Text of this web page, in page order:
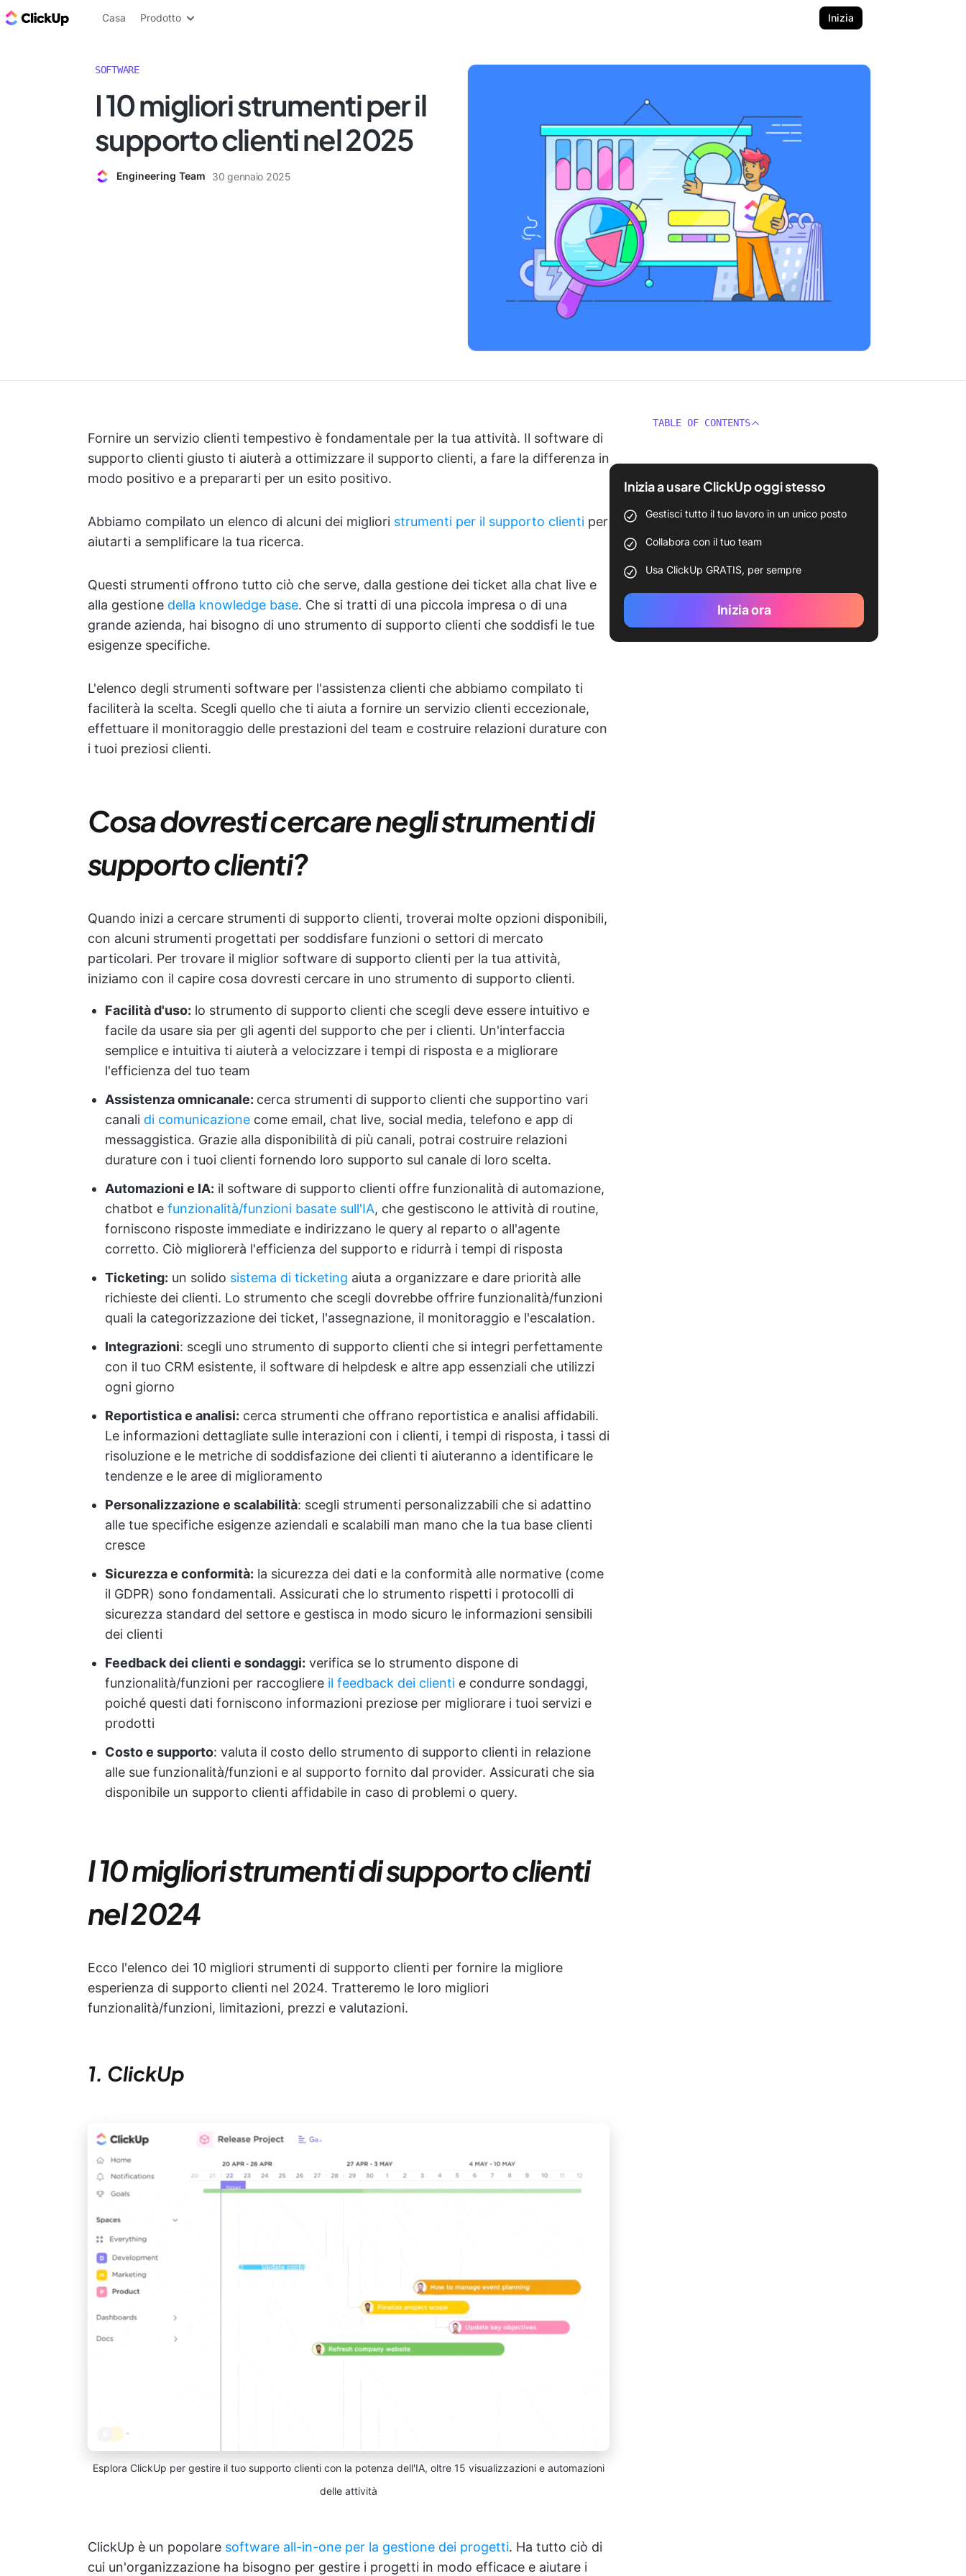
Blog di ClickUp
Casa Prodotto Inizia
SOFTWARE
I 10 migliori strumenti per il
supporto clienti nel 2025
Engineering Team 30 gennaio 2025
Fornire un servizio clienti tempestivo è fondamentale per la tua attività. Il software di
supporto clienti giusto ti aiuterà a ottimizzare il supporto clienti, a fare la differenza in
modo positivo e a prepararti per un esito positivo.
Abbiamo compilato un elenco di alcuni dei migliori strumenti per il supporto clienti per
aiutarti a semplificare la tua ricerca.
Questi strumenti offrono tutto ciò che serve, dalla gestione dei ticket alla chat live e
alla gestione della knowledge base. Che si tratti di una piccola impresa o di una
grande azienda, hai bisogno di uno strumento di supporto clienti che soddisfi le tue
esigenze specifiche.
L'elenco degli strumenti software per l'assistenza clienti che abbiamo compilato ti
faciliterà la scelta. Scegli quello che ti aiuta a fornire un servizio clienti eccezionale,
effettuare il monitoraggio delle prestazioni del team e costruire relazioni durature con
i tuoi preziosi clienti.
Cosa dovresti cercare negli strumenti di
supporto clienti?
Quando inizi a cercare strumenti di supporto clienti, troverai molte opzioni disponibili,
con alcuni strumenti progettati per soddisfare funzioni o settori di mercato
particolari. Per trovare il miglior software di supporto clienti per la tua attività,
iniziamo con il capire cosa dovresti cercare in uno strumento di supporto clienti.
Facilità d'uso: lo strumento di supporto clienti che scegli deve essere intuitivo e
facile da usare sia per gli agenti del supporto che per i clienti. Un'interfaccia
semplice e intuitiva ti aiuterà a velocizzare i tempi di risposta e a migliorare
l'efficienza del tuo team
Assistenza omnicanale: cerca strumenti di supporto clienti che supportino vari
canali di comunicazione come email, chat live, social media, telefono e app di
messaggistica. Grazie alla disponibilità di più canali, potrai costruire relazioni
durature con i tuoi clienti fornendo loro supporto sul canale di loro scelta.
Automazioni e IA: il software di supporto clienti offre funzionalità di automazione,
chatbot e funzionalità/funzioni basate sull'IA, che gestiscono le attività di routine,
forniscono risposte immediate e indirizzano le query al reparto o all'agente
corretto. Ciò migliorerà l'efficienza del supporto e ridurrà i tempi di risposta
Ticketing: un solido sistema di ticketing aiuta a organizzare e dare priorità alle
richieste dei clienti. Lo strumento che scegli dovrebbe offrire funzionalità/funzioni
quali la categorizzazione dei ticket, l'assegnazione, il monitoraggio e l'escalation.
Integrazioni: scegli uno strumento di supporto clienti che si integri perfettamente
con il tuo CRM esistente, il software di helpdesk e altre app essenziali che utilizzi
ogni giorno
Reportistica e analisi: cerca strumenti che offrano reportistica e analisi affidabili.
Le informazioni dettagliate sulle interazioni con i clienti, i tempi di risposta, i tassi di
risoluzione e le metriche di soddisfazione dei clienti ti aiuteranno a identificare le
tendenze e le aree di miglioramento
Personalizzazione e scalabilità: scegli strumenti personalizzabili che si adattino
alle tue specifiche esigenze aziendali e scalabili man mano che la tua base clienti
cresce
Sicurezza e conformità: la sicurezza dei dati e la conformità alle normative (come
il GDPR) sono fondamentali. Assicurati che lo strumento rispetti i protocolli di
sicurezza standard del settore e gestisca in modo sicuro le informazioni sensibili
dei clienti
Feedback dei clienti e sondaggi: verifica se lo strumento dispone di
funzionalità/funzioni per raccogliere il feedback dei clienti e condurre sondaggi,
poiché questi dati forniscono informazioni preziose per migliorare i tuoi servizi e
prodotti
Costo e supporto: valuta il costo dello strumento di supporto clienti in relazione
alle sue funzionalità/funzioni e al supporto fornito dal provider. Assicurati che sia
disponibile un supporto clienti affidabile in caso di problemi o query.
I 10 migliori strumenti di supporto clienti
nel 2024
Ecco l'elenco dei 10 migliori strumenti di supporto clienti per fornire la migliore
esperienza di supporto clienti nel 2024. Tratteremo le loro migliori
funzionalità/funzioni, limitazioni, prezzi e valutazioni.
1. ClickUp
Esplora ClickUp per gestire il tuo supporto clienti con la potenza dell'IA, oltre 15 visualizzazioni e automazioni
delle attività
ClickUp è un popolare software all-in-one per la gestione dei progetti. Ha tutto ciò di
cui un'organizzazione ha bisogno per gestire i progetti in modo efficace e aiutare i
TABLE OF CONTENTS
Inizia a usare ClickUp oggi stesso
Gestisci tutto il tuo lavoro in un unico posto
Collabora con il tuo team
Usa ClickUp GRATIS, per sempre
Inizia ora